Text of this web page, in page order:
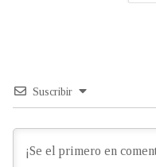
Suscribir